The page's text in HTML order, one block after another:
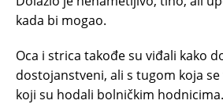
kada bi mogao.
Oca i strica takođe su viđali kako
dostojanstveni, ali s tugom koja
koji su hodali bolničkim hodnicima.